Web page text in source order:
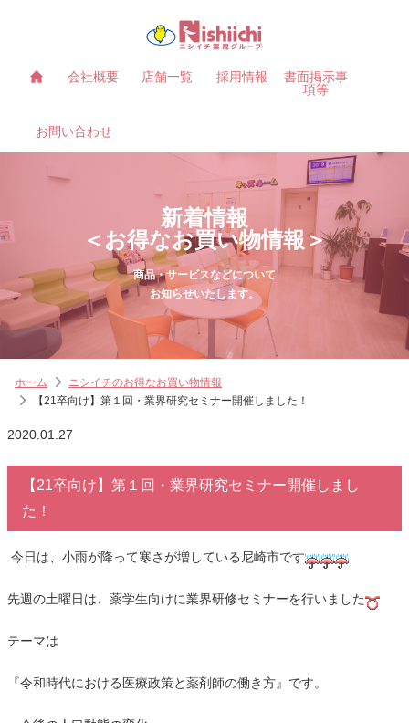
会社概要 店舗一覧 採用情報
書面掲示事
項等
お問い合わせ
新着情報
＜お得なお買い物情報＞
商品・サービスなどについて
お知らせいたします。
ホーム
ニシイチのお得なお買い物情報
【21卒向け】第１回・業界研究セミナー開催しました！
2020.01.27
【21卒向け】第１回・業界研究セミナー開催しまし
た！
今日は、小雨が降って寒さが増している尼崎市です
先週の土曜日は、薬学生向けに業界研修セミナーを行いました
テーマは
『令和時代における医療政策と薬剤師の働き方』です。